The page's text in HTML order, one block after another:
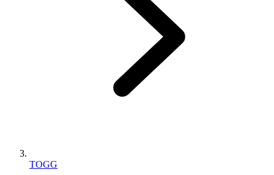
TOGG